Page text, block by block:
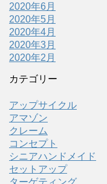
2020年6月
2020年5月
2020年4月
2020年3月
2020年2月
カテゴリー
アップサイクル
アマゾン
クレーム
コンセプト
シニアハンドメイド
セットアップ
ターゲティング